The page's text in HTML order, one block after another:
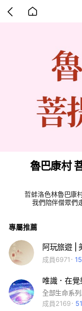
back
魯巴康村
哲蚌洛色林魯巴康
我們陪伴僧眾們
專屬推薦
阿玩旅遊 |
成員6971
唯識．在
全部生命系
成員2169